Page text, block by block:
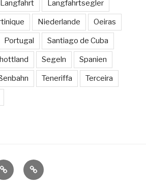
Langfahrt Langfahrtsegler
Niederlande Oeiras
Portugal Santiago de Cuba
Segeln Spanien
Teneriffa Terceira
WeitereKontakt